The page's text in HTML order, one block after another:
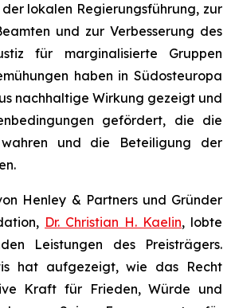
lokalen Regierungsführung, zur
und zur Verbesserung des
für marginalisierte Gruppen
haben in Südosteuropa
nachhaltige Wirkung gezeigt und
gefördert, die die
wahren und die Beteiligung der
Henley & Partners und Gründer
Dr. Christian H. Kaelin, lobte
Leistungen des Preisträgers.
hat aufgezeigt, wie das Recht
Kraft für Frieden, Würde und